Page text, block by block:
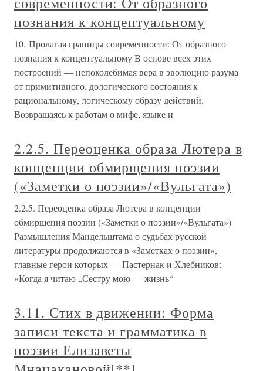
познания к концептуальному
10. Пролагая границы современности: От образного
познания к концептуальному В основе всех этих
построений — непоколебимая вера в эволюцию разума
от примитивного, дологического состояния к
рациональному, логическому образу действий.
Возвращаясь к работам о мифе, языке и
2.2.5. Переоценка образа Лютера в
концепции обмирщения поэзии
(«Заметки о поэзии»/«Вульгата»)
2.2.5. Переоценка образа Лютера в концепции
обмирщения поэзии («Заметки о поэзии»/«Вульгата»)
Размышления Мандельштама о судьбах русской
литературы продолжаются в «Заметках о поэзии»,
главные герои которых — Пастернак и Хлебников:
«Когда я читаю „Сестру мою — жизнь“
3.11. Стих в движении: Форма
записи текста и грамматика в
поэзии Елизаветы